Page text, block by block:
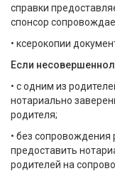
справки
спонсор
• ксерокопии
Если
• с одним из
нотариально
родителя;
• без
предоставить
родителей на